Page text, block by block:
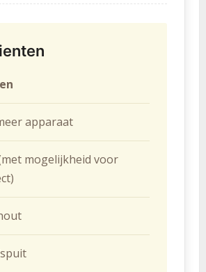
apparaat
mogelijkheid voor